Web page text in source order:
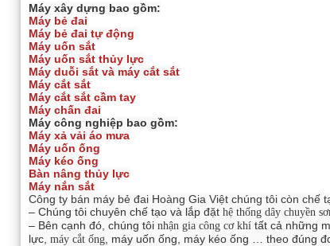
Máy xây dựng bao gồm:
Máy bẻ đai
Máy bẻ đai tự động
Máy uốn sắt
Máy uốn sắt thủy lực
Máy duỗi sắt và máy cắt sắt
Máy cắt sắt
Máy cắt sắt cầm tay
Máy chấn đai
Máy công nghiệp bao gồm:
Máy xả vải áo mưa
Máy uốn ống
Máy kéo ống
Bàn nâng thủy lực
Máy nắn sắt
Công ty bán máy bẻ đai Hoàng Gia Việt chúng tôi còn chế
– Chúng tôi chuyên chế tạo và lắp đặt hệ thống dây chuyền
– Bên cạnh đó, chúng tôi nhận gia công cơ khítất cả những
lực, máy cắt ống, máy uốn ống, máy kéo ống … theo đúng